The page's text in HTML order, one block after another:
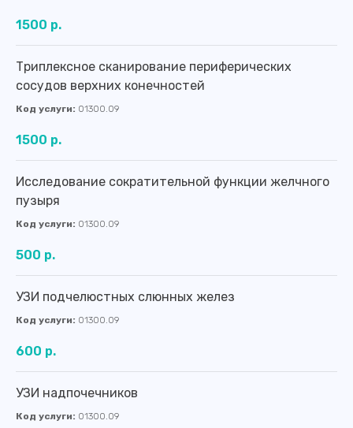
1500 р.
Триплексное сканирование периферических
сосудов верхних конечностей
Код услуги: 01300.09
1500 р.
Исследование сократительной функции желчного
пузыря
Код услуги: 01300.09
500 р.
УЗИ подчелюстных слюнных желез
Код услуги: 01300.09
600 р.
УЗИ надпочечников
Код услуги: 01300.09
г. Калининград, Ленинский проспект,
д. 83А-83Д
г. Калининград, ул. Батальная, д. 18
.........................
8 (4012) 988-377
Вт
Ср
Сб
Вс
8:00 - 20:00
8:00 - 20:00
выходной
..................................
info@medosmotr39.ru